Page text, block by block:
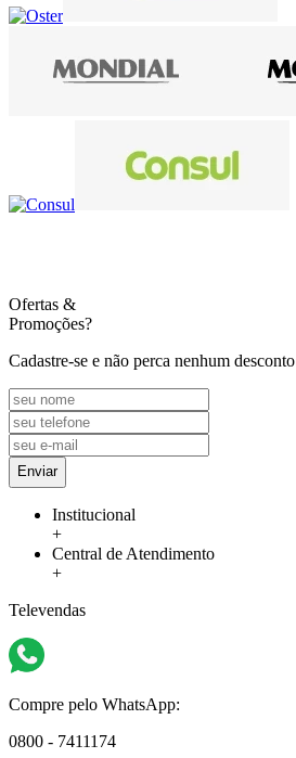
Ofertas &
Promoções?
Cadastre-se e não perca nenhum desconto
Enviar
Institucional
+
Central de Atendimento
+
Televendas
Compre pelo WhatsApp:
0800 - 7411174